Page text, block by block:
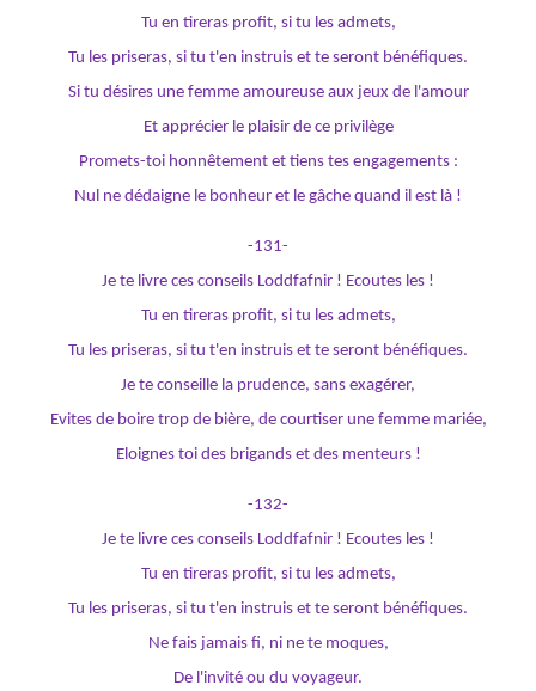
Tu en tireras profit, si tu les admets,
Tu les priseras, si tu t'en instruis et te seront bénéfiques.
Si tu désires une femme amoureuse aux jeux de l'amour
Et apprécier le plaisir de ce privilège
Promets-toi honnêtement et tiens tes engagements :
Nul ne dédaigne le bonheur et le gâche quand il est là !
-131-
Je te livre ces conseils Loddfafnir ! Ecoutes les !
Tu en tireras profit, si tu les admets,
Tu les priseras, si tu t'en instruis et te seront bénéfiques.
Je te conseille la prudence, sans exagérer,
Evites de boire trop de bière, de courtiser une femme mariée,
Eloignes toi des brigands et des menteurs !
-132-
Je te livre ces conseils Loddfafnir ! Ecoutes les !
Tu en tireras profit, si tu les admets,
Tu les priseras, si tu t'en instruis et te seront bénéfiques.
Ne fais jamais fi, ni ne te moques,
De l'invité ou du voyageur.